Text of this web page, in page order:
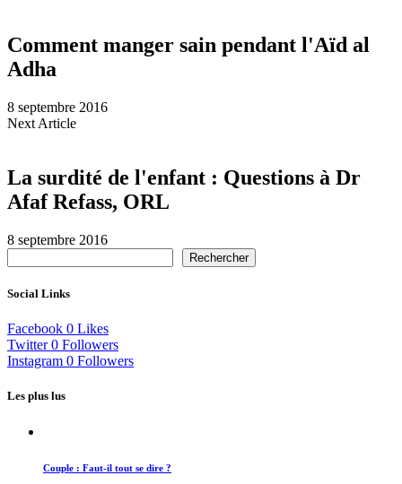
Comment manger sain pendant l'Aïd al
Adha
8 septembre 2016
Next Article
La surdité de l'enfant : Questions à Dr
Afaf Refass, ORL
8 septembre 2016
Rechercher
Social Links
Facebook 0 Likes
Twitter 0 Followers
Instagram 0 Followers
Les plus lus
Couple : Faut-il tout se dire ?